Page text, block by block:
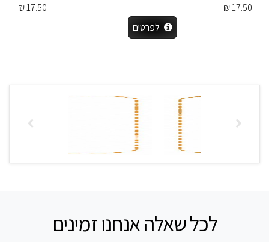
17.50 ₪
לפרטים
17.50 ₪
לכל שאלה אנחנו זמינים